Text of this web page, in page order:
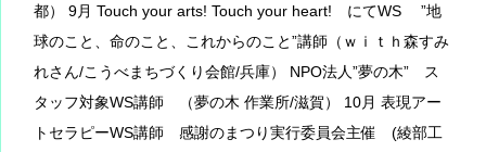
都） 9月 Touch your arts! Touch your heart! にてWS ”地
球のこと、命のこと、これからのこと”講師（ｗｉｔｈ森すみ
れさん/こうべまちづくり会館/兵庫） NPO法人”夢の木” ス
タッフ対象WS講師 （夢の木 作業所/滋賀） 10月 表現アー
トセラピーWS講師 感謝のまつり実行委員会主催 (綾部工